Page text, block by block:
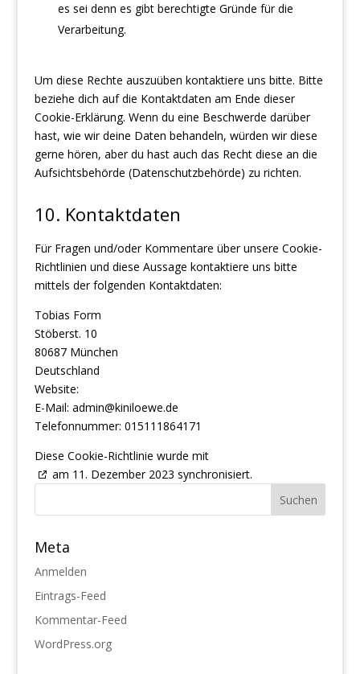
es sei denn es gibt berechtigte Gründe für die
Verarbeitung.
Um diese Rechte auszuüben kontaktiere uns bitte. Bitte
beziehe dich auf die Kontaktdaten am Ende dieser
Cookie-Erklärung. Wenn du eine Beschwerde darüber
hast, wie wir deine Daten behandeln, würden wir diese
gerne hören, aber du hast auch das Recht diese an die
Aufsichtsbehörde (Datenschutzbehörde) zu richten.
10. Kontaktdaten
Für Fragen und/oder Kommentare über unsere Cookie-
Richtlinien und diese Aussage kontaktiere uns bitte
mittels der folgenden Kontaktdaten:
Tobias Form
Stöberst. 10
80687 München
Deutschland
Website:
E-Mail: admin@kiniloewe.de
Telefonnummer: 015111864171
Diese Cookie-Richtlinie wurde mit
am 11. Dezember 2023 synchronisiert.
Meta
Anmelden
Eintrags-Feed
Kommentar-Feed
WordPress.org